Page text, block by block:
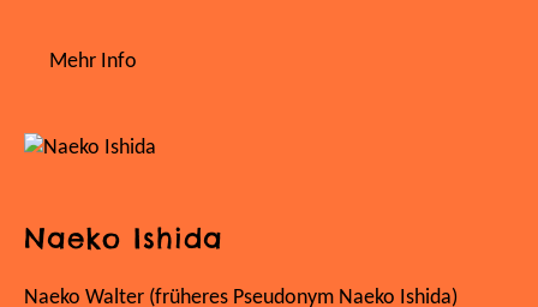
Mehr Info
Naeko Ishida
Naeko Walter (früheres Pseudonym Naeko Ishida)